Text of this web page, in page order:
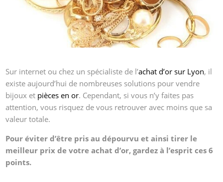
Sur internet ou chez un spécialiste de l’achat d’or sur Lyon, il
existe aujourd’hui de nombreuses solutions pour vendre
bijoux et pièces en or. Cependant, si vous n’y faites pas
attention, vous risquez de vous retrouver avec moins que sa
valeur totale.
Pour éviter d’être pris au dépourvu et ainsi tirer le
meilleur prix de votre achat d’or, gardez à l’esprit ces 6
points.